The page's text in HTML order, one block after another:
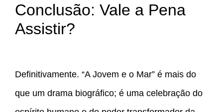
Conclusão: Vale a Pena
Assistir?
Definitivamente. “A Jovem e o Mar” é mais do
que um drama biográfico; é uma celebração do